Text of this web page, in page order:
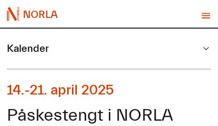
NORLA
Kalender
14.-21. april 2025
Påskestengt i NORLA